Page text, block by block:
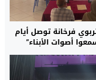
فرخانة توصل أيام
أصوات الأبناء”